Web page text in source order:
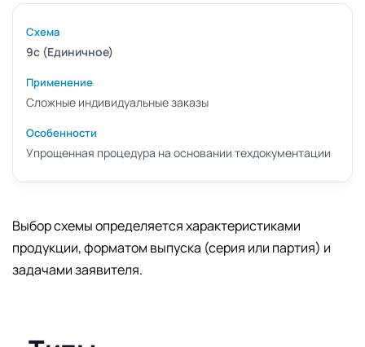
9с (Единичное)
Сложные индивидуальные заказы
Упрощенная процедура на основании техдокументации
Выбор схемы определяется характеристиками
продукции, форматом выпуска (серия или партия) и
задачами заявителя.